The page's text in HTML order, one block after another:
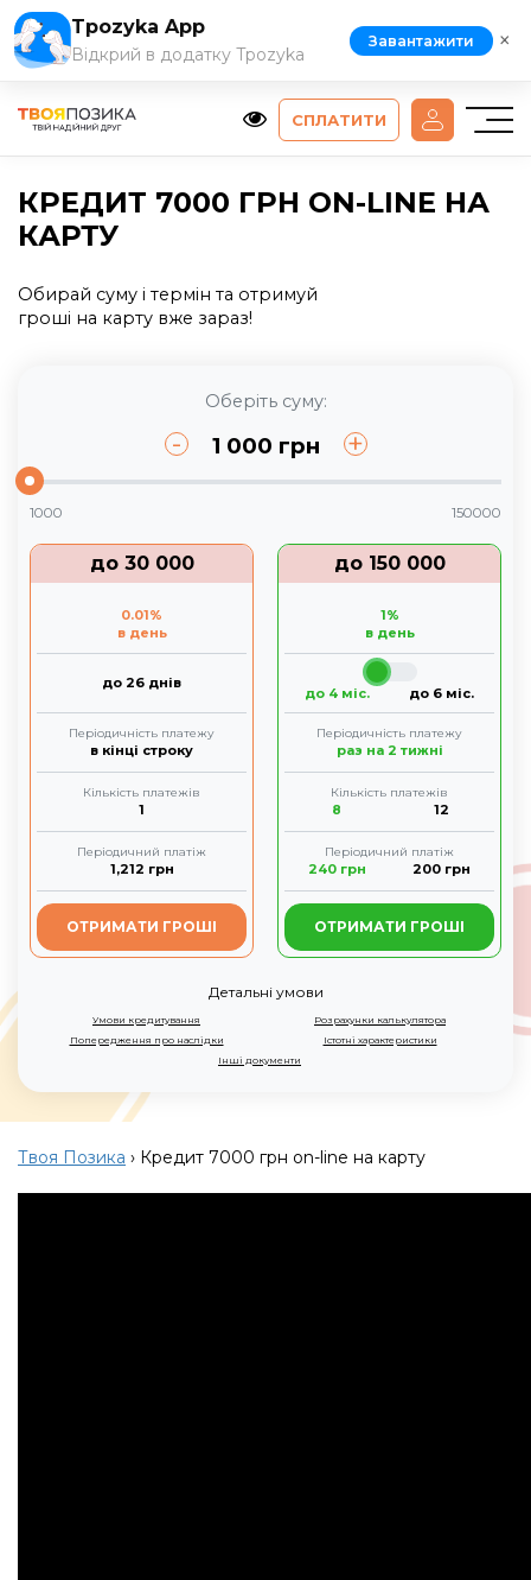
СПЛАТИТИ
КРЕДИТ 7000 ГРН ON-LINE НА
КАРТУ
Обирай суму і термін та отримуй
гроші на карту вже зараз!
Оберіть суму:
- 1 000 грн +
1000 150000
до 30 000
0.01%
в день
до 26 днів
Періодичність платежу
в кінці строку
Кількість платежів
1
Періодичний платіж
1,212 грн
ОТРИМАТИ ГРОШІ
до 150 000
1%
в день
до 4 міс. до 6 міс.
Періодичність платежу
раз на 2 тижні
Кількість платежів
8 12
Періодичний платіж
240грн 200 грн
ОТРИМАТИ ГРОШІ
Детальні умови
Умови кредитування
Розрахунки калькулятора
Попередження про наслідки
Істотні характеристики
Інші документи
Твоя Позика › Кредит 7000 грн on-line на карту
Tpozyka App
Відкрий в додатку Tpozyka
Завантажити ×